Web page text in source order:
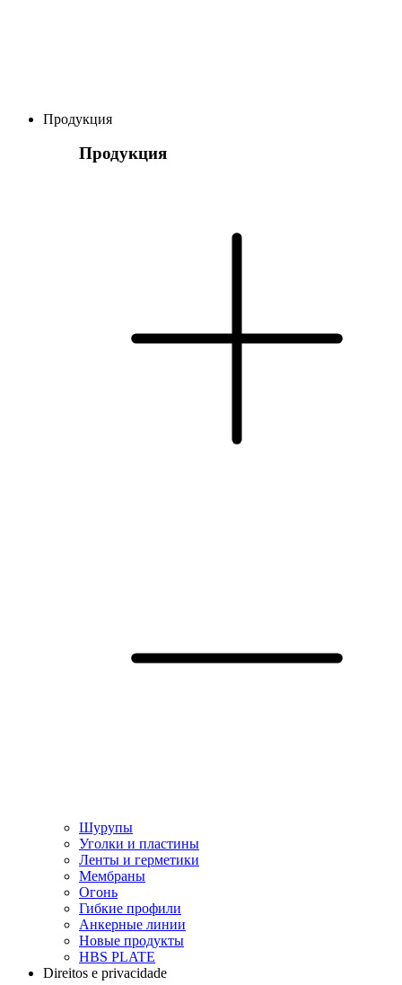
Продукция
Продукция
Шурупы
Уголки и пластины
Ленты и герметики
Мембраны
Огонь
Гибкие профили
Анкерные линии
Hовые продукты
HBS PLATE
Direitos e privacidade